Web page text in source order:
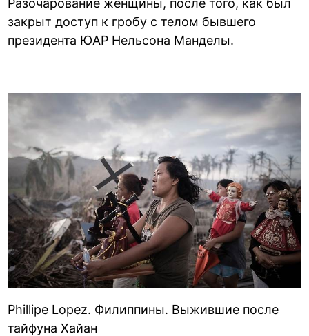
Разочарование женщины, после того, как был
закрыт доступ к гробу с телом бывшего
президента ЮАР Нельсона Манделы.
Phillipe Lopez. Филиппины. Выжившие после
тайфуна Хайан